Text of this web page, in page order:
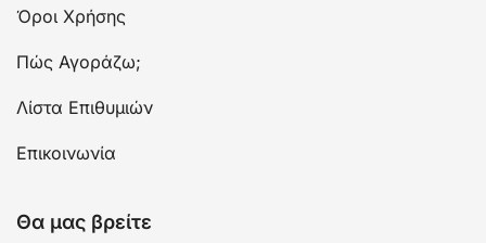
Όροι Χρήσης
Πώς Αγοράζω;
Λίστα Επιθυμιών
Επικοινωνία
Θα μας βρείτε